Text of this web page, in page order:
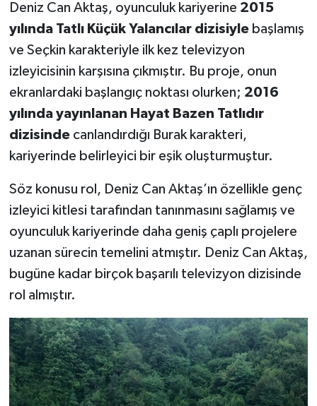
Deniz Can Aktaş, oyunculuk kariyerine 2015
yılında Tatlı Küçük Yalancılar dizisiylebaşlamış
ve Seçkin karakteriyle ilk kez televizyon
izleyicisinin karşısına çıkmıştır. Bu proje, onun
ekranlardaki başlangıç noktası olurken; 2016
yılında yayınlanan Hayat Bazen Tatlıdır
dizisindecanlandırdığı Burak karakteri,
kariyerinde belirleyici bir eşik oluşturmuştur.
Söz konusu rol, Deniz Can Aktaş’ın özellikle genç
izleyici kitlesi tarafından tanınmasını sağlamış ve
oyunculuk kariyerinde daha geniş çaplı projelere
uzanan sürecin temelini atmıştır. Deniz Can Aktaş,
bugüne kadar birçok başarılı televizyon dizisinde
rol almıştır.